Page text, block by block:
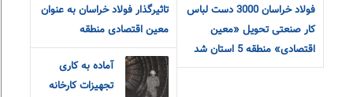
فولاد خراسان 3000 دست لباس
کار صنعتی تحویل «معین
اقتصادی» منطقه 5 استان شد
تاثیرگذار فولاد خراسان به عنوان
معین اقتصادی منطقه
آماده به کاری
تجهیزات کارخانه